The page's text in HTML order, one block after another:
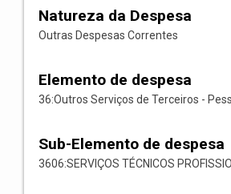
Natureza da Despesa
Outras Despesas Correntes
Elemento de despesa
36:Outros Serviços de Terceiros -
Sub-Elemento de despesa
3606:SERVIÇOS TÉCNICOS